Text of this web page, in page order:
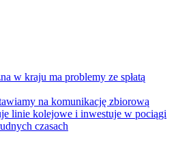
w kraju ma problemy ze spłatą
na komunikację zbiorową
linie kolejowe i inwestuje w pociągi
czasach